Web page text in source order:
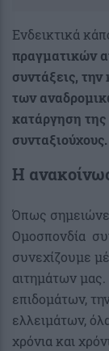
Ενδεικτικά
πραγματικών
συντάξεις,
των
κατάργηση της
συνταξιούχους.
Η
Όπως
Ομοσπονδία
συνεχίζουμε
αιτημάτων
επιδομάτων,
ελλειμάτων,
χρόνια και